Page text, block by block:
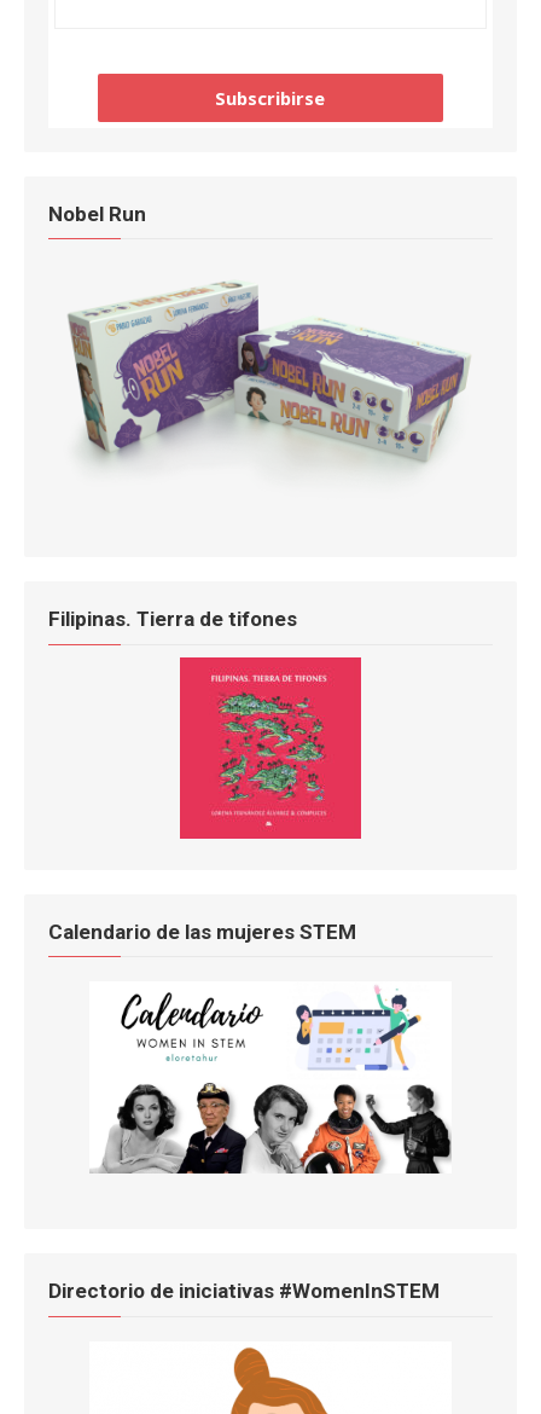
Nobel Run
Filipinas. Tierra de tifones
Calendario de las mujeres STEM
Directorio de iniciativas #WomenInSTEM